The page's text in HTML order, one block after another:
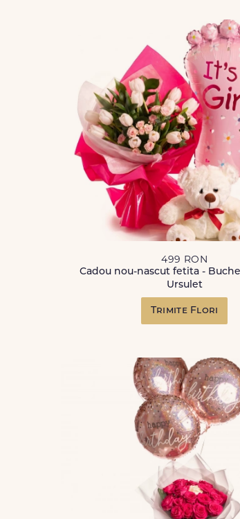
499 RON
Cadou nou-nascut fetita -
Ursulet
Trimite Flori